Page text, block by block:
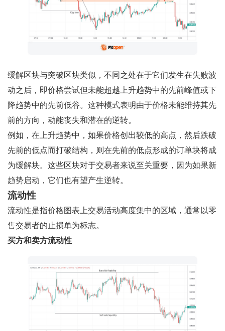
缓解区块与突破区块类似，不同之处在于它们发生在失败波
动之后，即价格尝试但未能超越上升趋势中的先前峰值或下
降趋势中的先前低谷。这种模式表明由于价格未能维持其先
前的方向，动能丧失和潜在的逆转。
例如，在上升趋势中，如果价格创出较低的高点，然后跌破
先前的低点而打破结构，则在先前的低点形成的订单块将成
为缓解块。这些区块对于交易者来说至关重要，因为如果新
趋势启动，它们也有望产生逆转。
流动性
流动性是指价格图表上交易活动高度集中的区域，通常以零
售交易者的止损单为标志。
买方和卖方流动性